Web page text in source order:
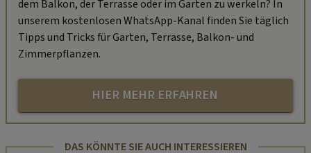
dem Balkon, der Terrasse oder im Garten zu werkeln? In
unserem kostenlosen WhatsApp-Kanal finden Sie täglich
Tipps und Tricks für Garten, Terrasse, Balkon- und
Zimmerpflanzen.
HIER MEHR ERFAHREN
DAS KÖNNTE SIE AUCH INTERESSIEREN